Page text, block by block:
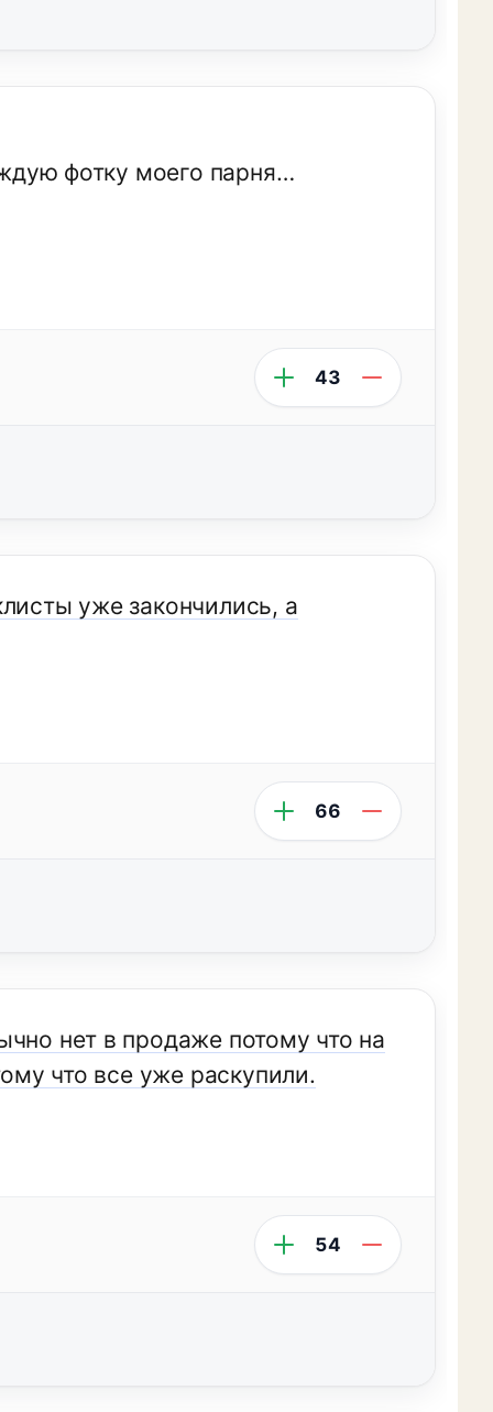
фотку моего парня…
43
уже закончились, а
66
нет в продаже потому что на
что все уже раскупили.
54